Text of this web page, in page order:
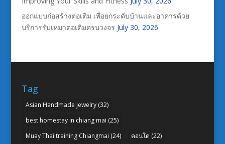
ออกแบบก่อสร้างต่อเติม เพื่อยกระดับบ้านและอาคารด้วย
บริการรับเหมาต่อเติมครบวงจร July 30, 2026
Tag
Asian Handmade Jewelry(32)
best homestay in chiang mai (25)
Muay Thai training Chiangmai (24) คอนโด (22)